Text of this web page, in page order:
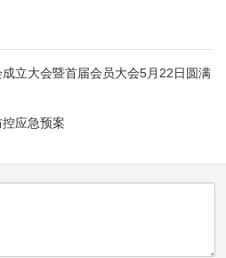
立大会暨首届会员大会5月22日圆满
应急预案